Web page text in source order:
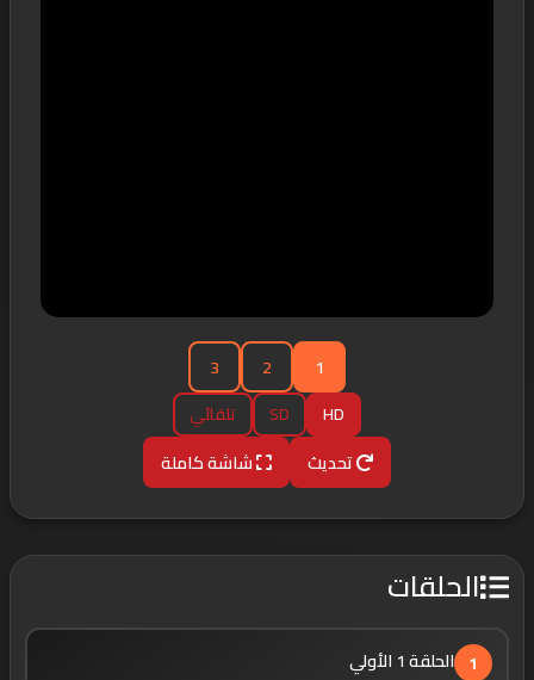
1
2
3
HD
SD تلقائي
تحديث شاشة كاملة
الحلقات
1 الحلقة 1 الأولي